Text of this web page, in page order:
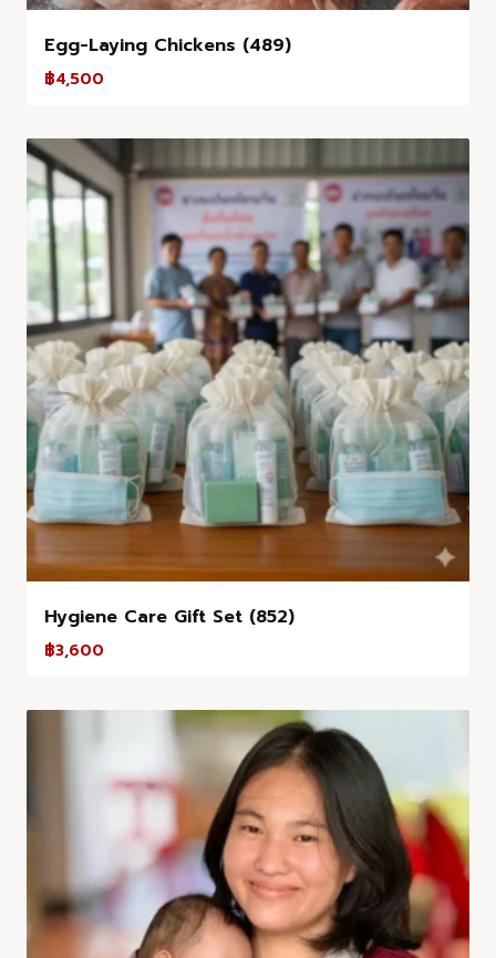
Egg-Laying Chickens (489)
฿4,500
Hygiene Care Gift Set (852)
฿3,600